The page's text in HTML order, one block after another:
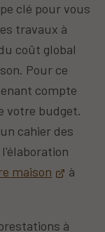
clé pour vous
travaux à
coût global
Pour ce
compte
votre budget.
cahier des
maison
à
à